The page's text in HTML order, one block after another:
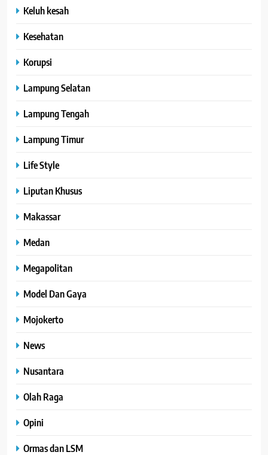
Keluh kesah
Kesehatan
Korupsi
Lampung Selatan
Lampung Tengah
Lampung Timur
Life Style
Liputan Khusus
Makassar
Medan
Megapolitan
Model Dan Gaya
Mojokerto
News
Nusantara
Olah Raga
Opini
Ormas dan LSM